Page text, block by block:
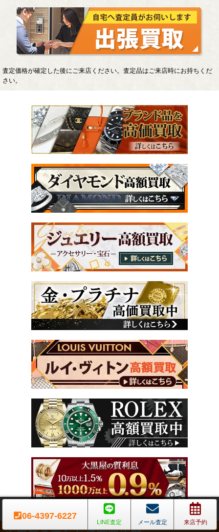
査定価格が確定した後にご来店ください。査定品はご来店時にお持ちくだ
さい。
06-4397-6227
LINE査定 メール査定 来店予約